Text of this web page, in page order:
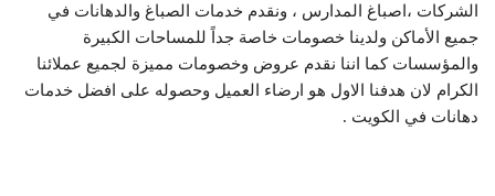
الشركات ،اصباغ المدارس ، ونقدم خدمات الصباغ والدهانات في
جميع الأماكن ولدينا خصومات خاصة جداً للمساحات الكبيرة
والمؤسسات كما اننا نقدم عروض وخصومات مميزة لجميع عملائنا
الكرام لان هدفنا الاول هو ارضاء العميل وحصوله على افضل خدمات
دهانات في الكويت .